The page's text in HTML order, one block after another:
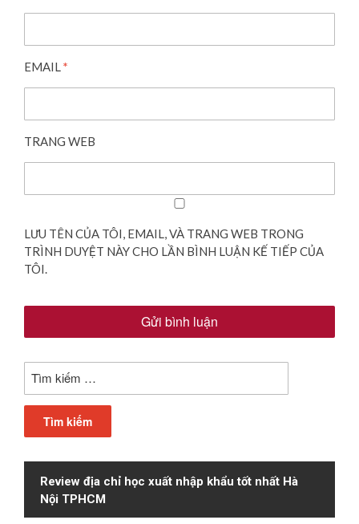
EMAIL*
TRANG WEB
LƯU TÊN CỦA TÔI, EMAIL, VÀ TRANG WEB TRONG
TRÌNH DUYỆT NÀY CHO LẦN BÌNH LUẬN KẾ TIẾP CỦA
TÔI.
cho:
Review địa chỉ học xuất nhập khẩu tốt nhất Hà
Nội TPHCM